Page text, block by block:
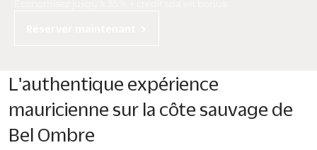
L'authentique expérience
mauricienne sur la côte sauvage de
Bel Ombre